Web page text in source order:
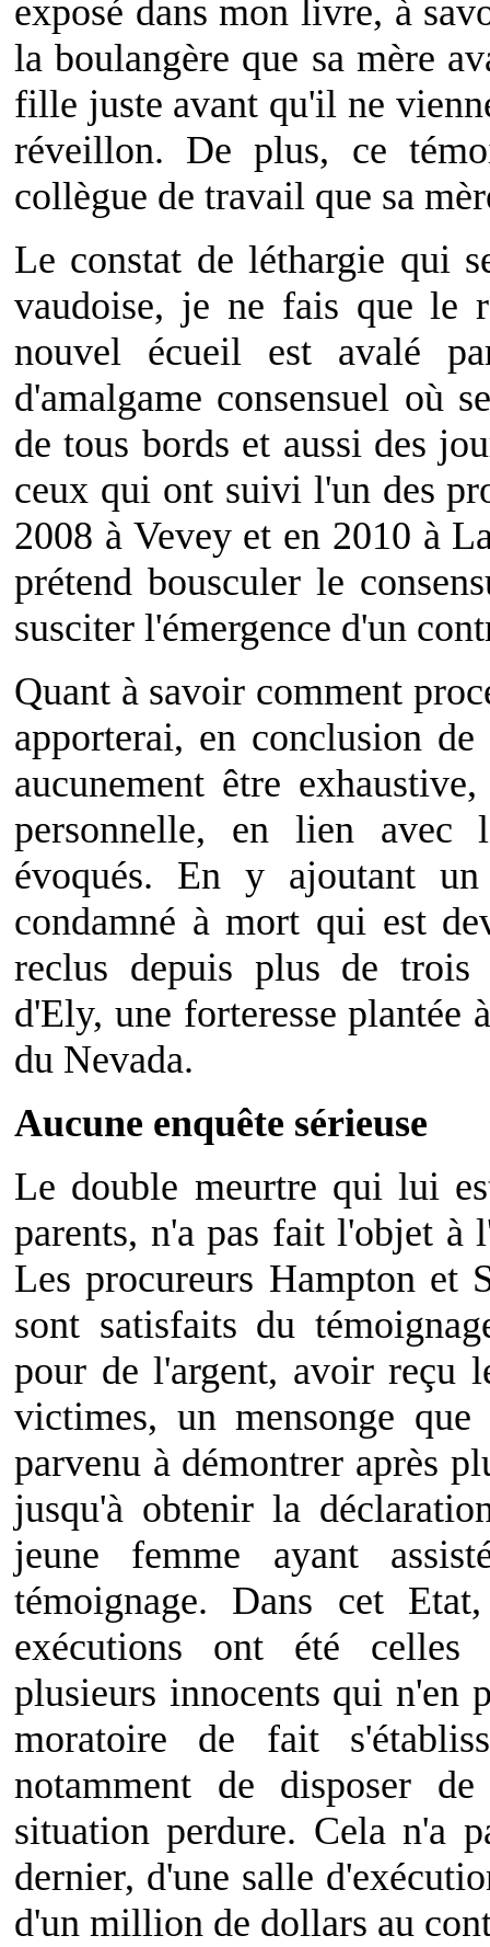
exposé dans mon livre, à
la boulangère que sa mère
fille juste avant qu'il ne
réveillon. De plus, ce
collègue de travail que sa
Le constat de léthargie qui
vaudoise, je ne fais que le
nouvel écueil est avalé
d'amalgame consensuel où
de tous bords et aussi des
ceux qui ont suivi l'un des
2008 à Vevey et en 2010 à
prétend bousculer le
susciter l'émergence d'un
Quant à savoir comment
apporterai, en conclusion
aucunement être
personnelle, en lien avec
évoqués. En y ajoutant
condamné à mort qui est
reclus depuis plus de trois
d'Ely, une forteresse plantée
du Nevada.
Aucune enquête sérieuse
Le double meurtre qui lui
parents, n'a pas fait l'objet à
Les procureurs Hampton et
sont satisfaits du
pour de l'argent, avoir reçu
victimes, un mensonge
parvenu à démontrer après
jusqu'à obtenir la
jeune femme ayant
témoignage. Dans cet
exécutions ont été celles
plusieurs innocents qui n'en
moratoire de fait
notamment de disposer
situation perdure. Cela n'a
dernier, d'une salle
d'un million de dollars au